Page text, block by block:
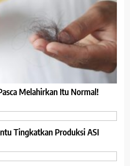
Melahirkan Itu Normal!
Tingkatkan Produksi ASI